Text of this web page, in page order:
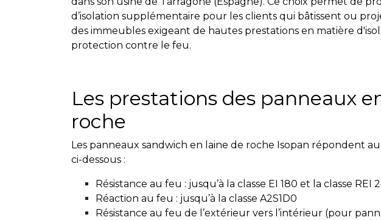
d’isolation supplémentaire pour les clients qui bâtissent ou
des immeubles exigeant de hautes prestations en matière
protection contre le feu.
Les prestations des panneaux
roche
Les panneaux sandwich en laine de roche Isopan répondent
ci-dessous :
Résistance au feu : jusqu’à la classe EI 180 et la classe REI
Réaction au feu : jusqu’à la classe A2S1D0
Résistance au feu de l’extérieur vers l’intérieur (pour